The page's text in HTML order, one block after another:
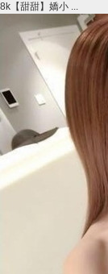
8k【甜甜】嬌小 ...